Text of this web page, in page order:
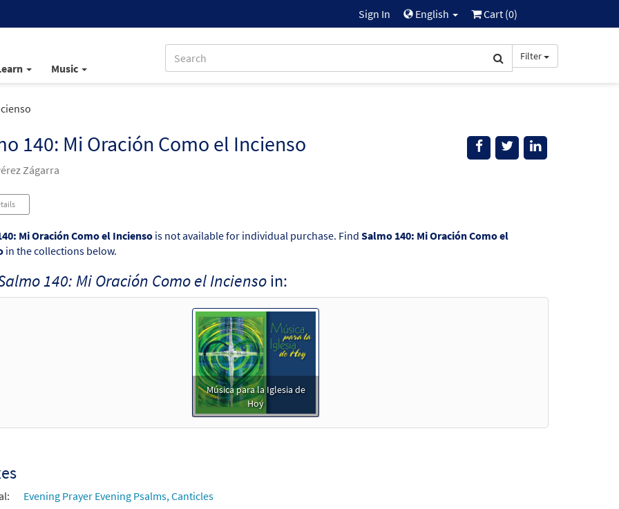
Sign In English Cart (0)
Music
Filter
140: Mi Oración Como el Incienso
Zágarra
Mi Oración Como el Inciensois not available for individual purchase. Find Salmo 140: Mi Oración Como el
in the collections below.
140: Mi Oración Como el Inciensoin:
Música para la Iglesia de
Hoy
Evening Prayer Evening Psalms, Canticles